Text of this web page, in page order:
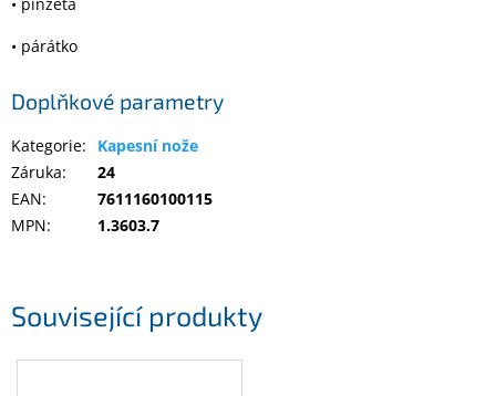
Inpraise
Kamerové
Doprodej
Přihlášení
Související produkty
• pinzeta
• párátko
Doplňkové parametry
Kategorie:
Kapesní nože
Záruka:
24
EAN:
7611160100115
MPN: 1.3603.7